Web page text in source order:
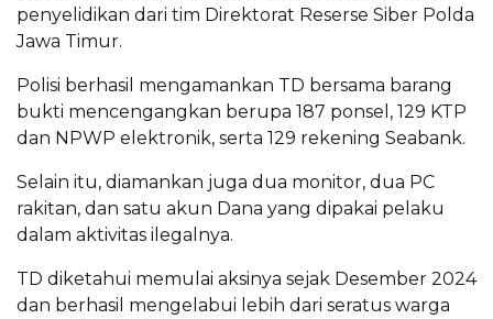
penyelidikan dari tim Direktorat Reserse Siber Polda
Jawa Timur.
Polisi berhasil mengamankan TD bersama barang
bukti mencengangkan berupa 187 ponsel, 129 KTP
dan NPWP elektronik, serta 129 rekening Seabank.
Selain itu, diamankan juga dua monitor, dua PC
rakitan, dan satu akun Dana yang dipakai pelaku
dalam aktivitas ilegalnya.
TD diketahui memulai aksinya sejak Desember 2024
dan berhasil mengelabui lebih dari seratus warga